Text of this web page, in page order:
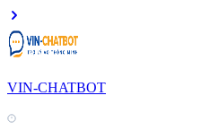
VIN-CHATBOT